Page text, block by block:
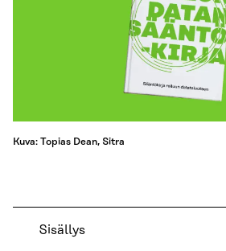
Kuva: Topias Dean, Sitra
Sisällys